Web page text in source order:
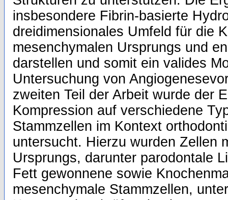
insbesondere Fibrin-basierte
dreidimensionales Umfeld für die
mesenchymalen Ursprungs und
darstellen und somit ein valides
Untersuchung von
zweiten Teil der Arbeit wurde der
Kompression auf verschiedene
Stammzellen im Kontext
untersucht. Hierzu wurden Zellen
Ursprungs, darunter parodontale
Fett gewonnene sowie
mesenchymale Stammzellen,